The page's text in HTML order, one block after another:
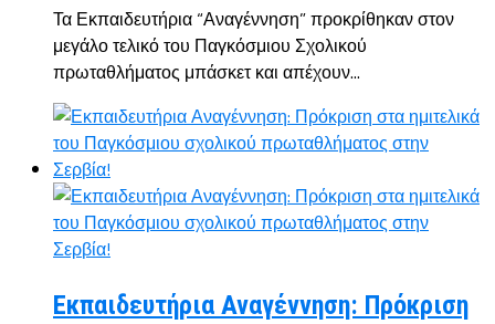
Τα Εκπαιδευτήρια “Αναγέννηση” προκρίθηκαν στον
μεγάλο τελικό του Παγκόσμιου Σχολικού
πρωταθλήματος μπάσκετ και απέχουν...
Εκπαιδευτήρια Αναγέννηση: Πρόκριση